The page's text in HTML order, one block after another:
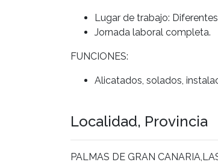
Lugar de trabajo:
Jornada laboral completa.
FUNCIONES:
Alicatados, solados,
Localidad, Provincia
PALMAS DE GRAN